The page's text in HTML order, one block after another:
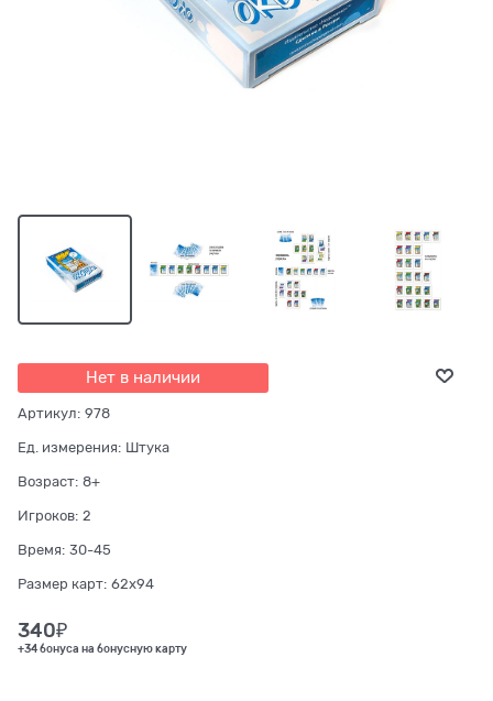
Нет в наличии
Артикул: 978
Ед. измерения: Штука
Возраст: 8+
Игроков: 2
Время: 30-45
Размер карт: 62x94
340₽
+34 бонуса на бонусную карту